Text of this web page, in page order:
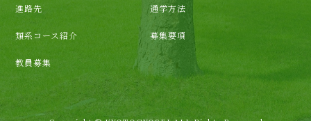
進路先 通学方法
類系コース紹介 募集要項
教員募集